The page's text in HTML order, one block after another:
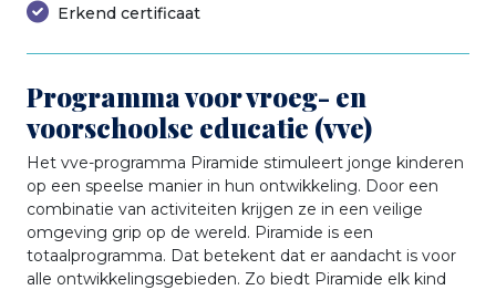
Erkend certificaat
Programma voor vroeg- en
voorschoolse educatie (vve)
Het vve-programma Piramide stimuleert jonge kinderen
op een speelse manier in hun ontwikkeling. Door een
combinatie van activiteiten krijgen ze in een veilige
omgeving grip op de wereld. Piramide is een
totaalprogramma. Dat betekent dat er aandacht is voor
alle ontwikkelingsgebieden. Zo biedt Piramide elk kind